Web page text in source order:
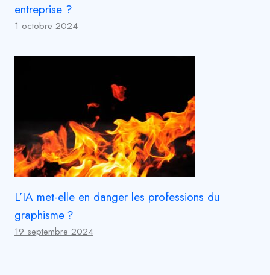
entreprise ?
1 octobre 2024
L’IA met-elle en danger les professions du
graphisme ?
19 septembre 2024